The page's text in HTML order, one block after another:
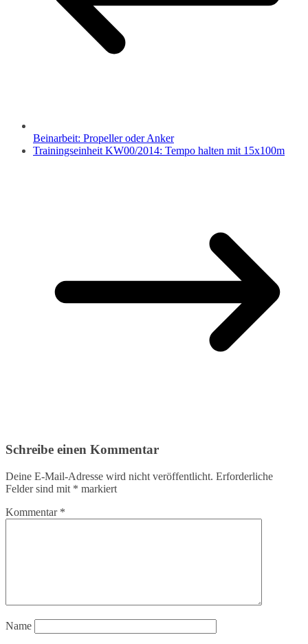
Beinarbeit: Propeller oder Anker
Trainingseinheit KW00/2014: Tempo halten mit 15x100m
Schreibe einen Kommentar
Deine E-Mail-Adresse wird nicht veröffentlicht. Erforderliche
Felder sind mit * markiert
Kommentar *
Name